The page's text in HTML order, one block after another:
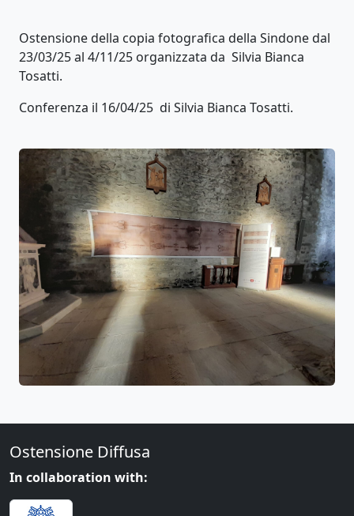
Ostensione della copia fotografica della Sindone dal
23/03/25 al 4/11/25 organizzata da Silvia Bianca
Tosatti.
Conferenza il 16/04/25 di Silvia Bianca Tosatti.
Ostensione Diffusa
In collaboration with: